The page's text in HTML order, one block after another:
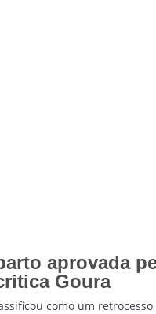
aprovada
Goura
como um